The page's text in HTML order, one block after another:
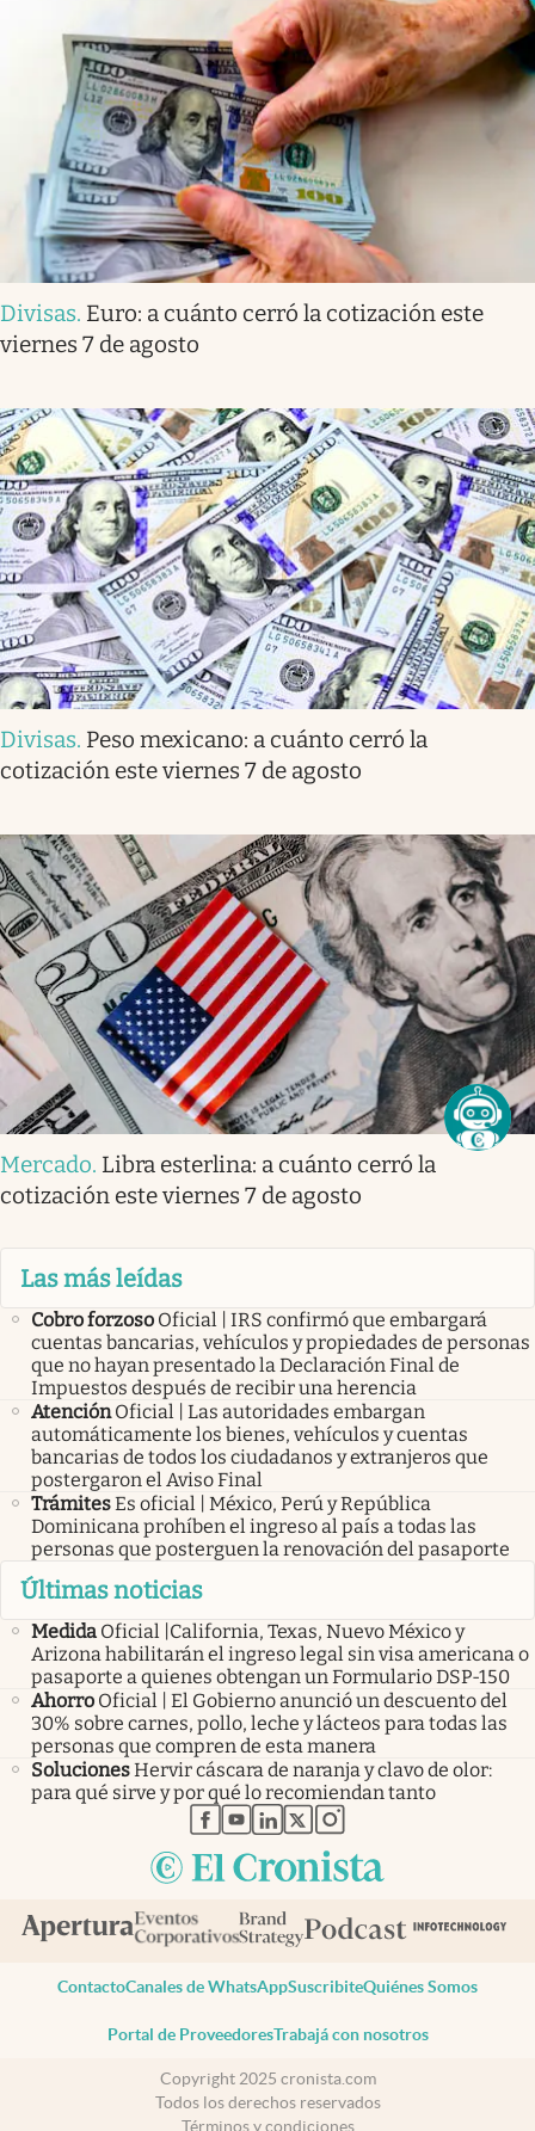
Divisas. Euro: a cuánto cerró la cotización este
viernes 7 de agosto
Divisas. Peso mexicano: a cuánto cerró la
cotización este viernes 7 de agosto
Mercado. Libra esterlina: a cuánto cerró la
cotización este viernes 7 de agosto
Las más leídas
Cobro forzoso Oficial | IRS confirmó que embargará
cuentas bancarias, vehículos y propiedades de personas
que no hayan presentado la Declaración Final de
Impuestos después de recibir una herencia
Atención Oficial | Las autoridades embargan
automáticamente los bienes, vehículos y cuentas
bancarias de todos los ciudadanos y extranjeros que
postergaron el Aviso Final
TrámitesEs oficial | México, Perú y República
Dominicana prohíben el ingreso al país a todas las
personas que posterguen la renovación del pasaporte
Últimas noticias
Medida Oficial |California, Texas, Nuevo México y
Arizona habilitarán el ingreso legal sin visa americana o
pasaporte a quienes obtengan un Formulario DSP-150
Ahorro Oficial | El Gobierno anunció un descuento del
30% sobre carnes, pollo, leche y lácteos para todas las
personas que compren de esta manera
SolucionesHervir cáscara de naranja y clavo de olor:
para qué sirve y por qué lo recomiendan tanto
abre en nueva pestaña
abre en nueva pestaña
abre en nueva pestaña
abre en nueva pestaña
abre en nueva pestaña
ContactoCanales de WhatsAppSuscribiteQuiénes Somos
Portal de ProveedoresTrabajá con nosotros
Copyright 2025 cronista.com
Todos los derechos reservados
Términos y condiciones